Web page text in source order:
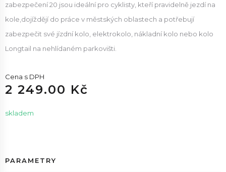
zabezpečení 20 jsou ideální pro cyklisty, kteří pravidelně jezdí na
kole,dojíždějí do práce v městských oblastech a potřebují
zabezpečit své jízdní kolo, elektrokolo, nákladní kolo nebo kolo
Longtail na nehlídaném parkovišti.
Cena s DPH
2 249.00 Kč
skladem
PARAMETRY